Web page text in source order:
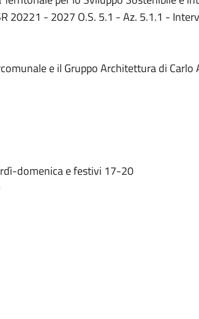
20221 - 2027 O.S. 5.1 - Az. 5.1.1 -
e il Gruppo Architettura di Carlo
domenica e festivi 17-20